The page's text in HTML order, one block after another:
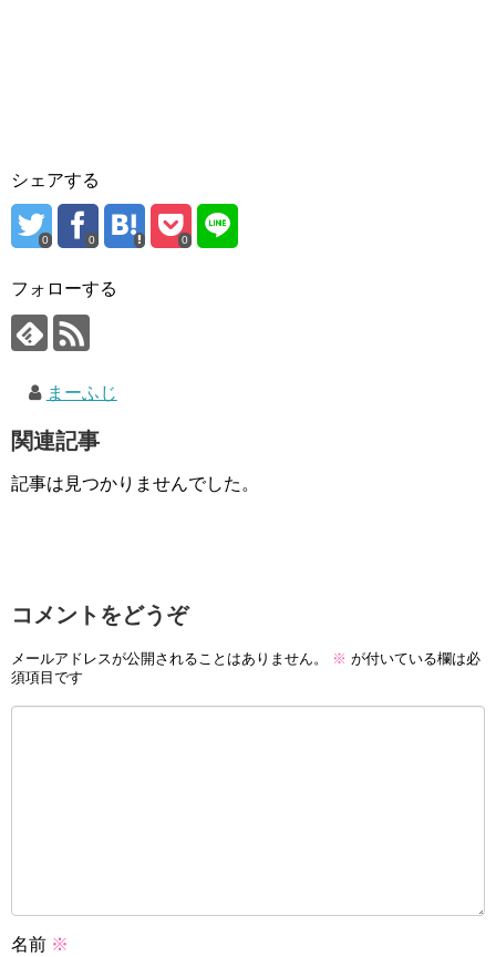
シェアする
0 0 0
フォローする
まーふじ
関連記事
記事は見つかりませんでした。
コメントをどうぞ
メールアドレスが公開されることはありません。 ※ が付いている欄は必
須項目です
名前 ※